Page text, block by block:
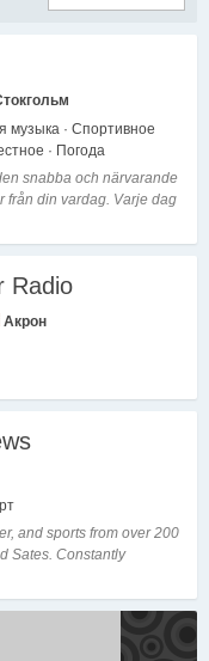
музыка · Спортивное
· Погода
snabba och närvarande
från din vardag. Varje dag
Radio
Акрон
and sports from over 200
Sates. Constantly